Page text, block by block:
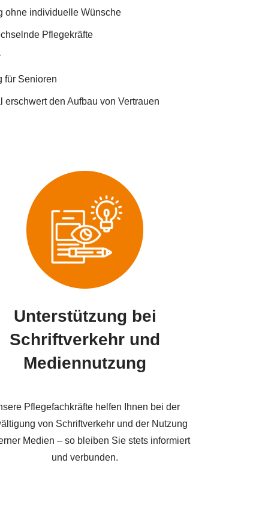
ohne individuelle Wünsche
Pflegekräfte
für Senioren
den Aufbau von Vertrauen
Unterstützung bei
Schriftverkehr und
Mediennutzung
Pflegefachkräfte helfen Ihnen bei der
von Schriftverkehr und der Nutzung
Medien – so bleiben Sie stets informiert
und verbunden.